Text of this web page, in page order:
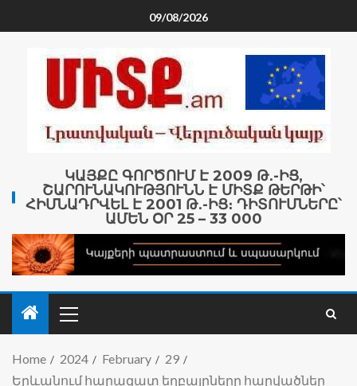
09/08/2026
ԿԱՅՔԸ ԳՈՐԾՈՒՄ Է 2009 Թ․-ԻՑ,
ՇԱՐՈՒՆԱԿՈՒԹՅՈՒՆՆ Է ՄԻՏՔ ԹԵՐԹԻ՝
ՀԻՄՆԱԴՐՎԵԼ Է 2001 Թ․-ԻՑ։ ԴԻՏՈՒՄՆԵՐԸ՝
ԱՄԵՆ ՕՐ 25 – 33 000
Home 2024 February
29
Երևանում հարազատ եղբայրները հարվածներ